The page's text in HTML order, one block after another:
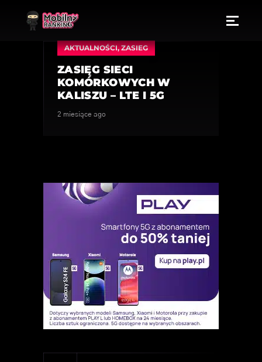
AKTUALNOŚCI,ZASIEG
ZASIĘG SIECI
KOMÓRKOWYCH W
KALISZU – LTE I 5G
2 miesiące ago